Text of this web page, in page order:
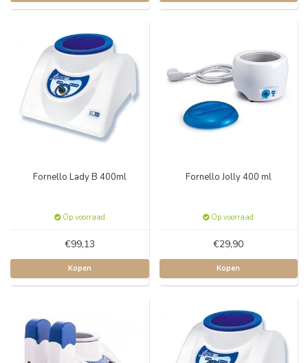
Fornello Lady B 400ml
Op voorraad
€99,13
Kopen
Fornello Jolly 400 ml
Op voorraad
€29,90
Kopen